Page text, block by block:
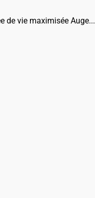
de vie maximisée Auge...